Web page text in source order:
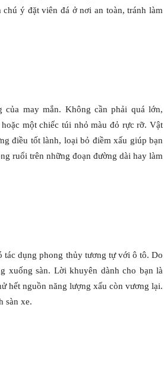
ý đặt viên đá ở nơi an toàn, tránh làm
may mắn. Không cần phải quá lớn,
một chiếc túi nhỏ màu đỏ rực rỡ. Vật
điều tốt lành, loại bỏ điềm xấu giúp bạn
ruổi trên những đoạn đường dài hay làm
dụng phong thủy tương tự với ô tô. Do
xuống sàn. Lời khuyên dành cho bạn là
hết nguồn năng lượng xấu còn vương lại.
sàn xe.